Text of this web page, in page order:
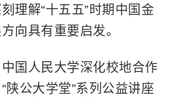
理解“十五五”时期中国金
向具有重要启发。
国人民大学深化校地合作
陕公大学堂”系列公益讲座